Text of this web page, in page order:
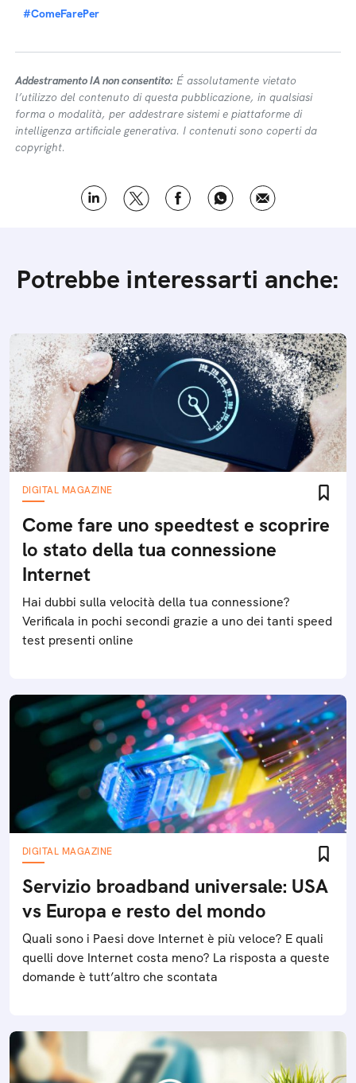
#ComeFarePer
Addestramento IA non consentito: É assolutamente vietato
l’utilizzo del contenuto di questa pubblicazione, in qualsiasi
forma o modalità, per addestrare sistemi e piattaforme di
intelligenza artificiale generativa. I contenuti sono coperti da
copyright.
Potrebbe interessarti anche:
DIGITAL MAGAZINE
Come fare uno speedtest e scoprire
lo stato della tua connessione
Internet
Hai dubbi sulla velocità della tua connessione?
Verificala in pochi secondi grazie a uno dei tanti speed
test presenti online
DIGITAL MAGAZINE
Servizio broadband universale: USA
vs Europa e resto del mondo
Quali sono i Paesi dove Internet è più veloce? E quali
quelli dove Internet costa meno? La risposta a queste
domande è tutt’altro che scontata